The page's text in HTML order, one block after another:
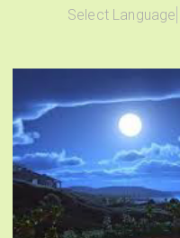
Select Language